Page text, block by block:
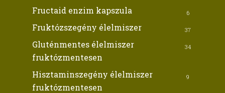
Fructaid enzim kapszula 6
Fruktózszegény élelmiszer 37
Gluténmentes élelmiszer
fruktózmentesen
34
Hisztaminszegény élelmiszer
fruktózmentesen
9